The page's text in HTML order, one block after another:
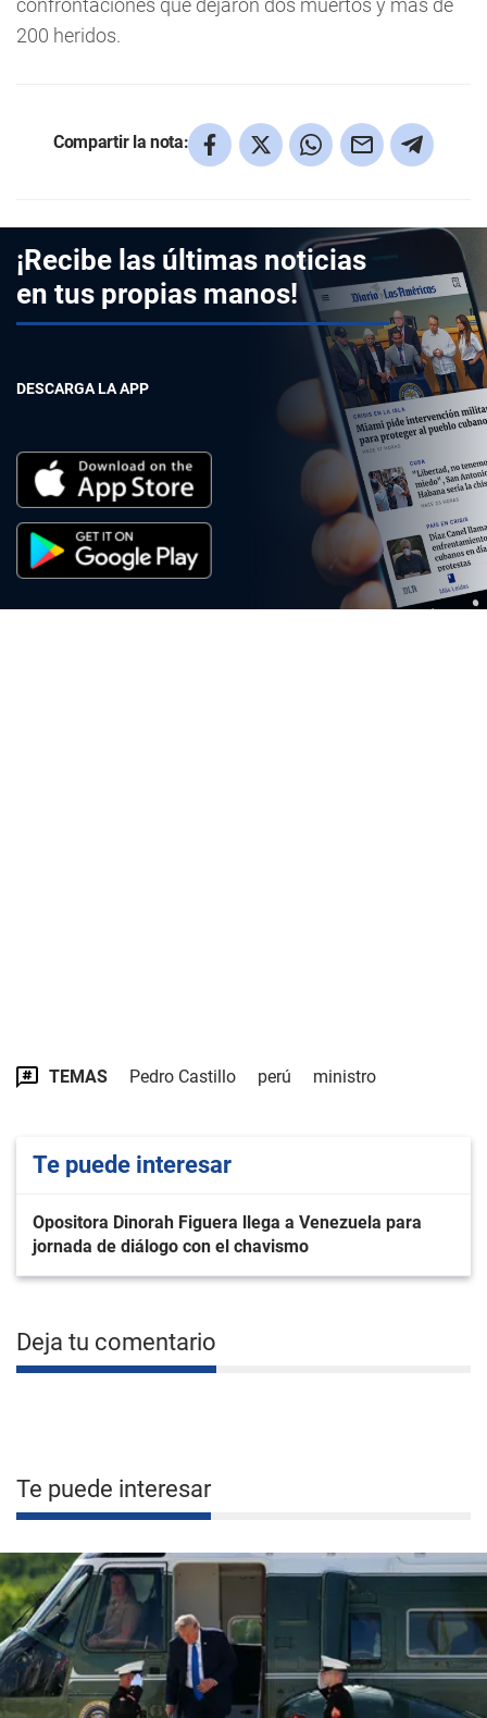
confrontaciones que dejaron dos muertos y más de
200 heridos.
Compartir la nota:
¡Recibe las últimas noticias
en tus propias manos!
DESCARGA LA APP
TEMAS Pedro Castillo perú ministro
Te puede interesar
Opositora Dinorah Figuera llega a Venezuela para
jornada de diálogo con el chavismo
Deja tu comentario
Te puede interesar